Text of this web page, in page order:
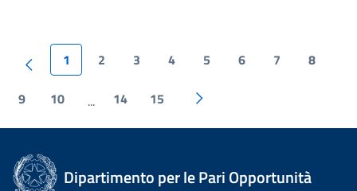
1 2 3 4 5 6 7 8
9 10 ... 14 15
Dipartimento per le Pari Opportunità